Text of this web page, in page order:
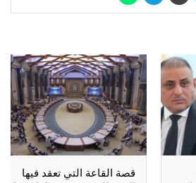
قصة القاعة التي تعقد فيها